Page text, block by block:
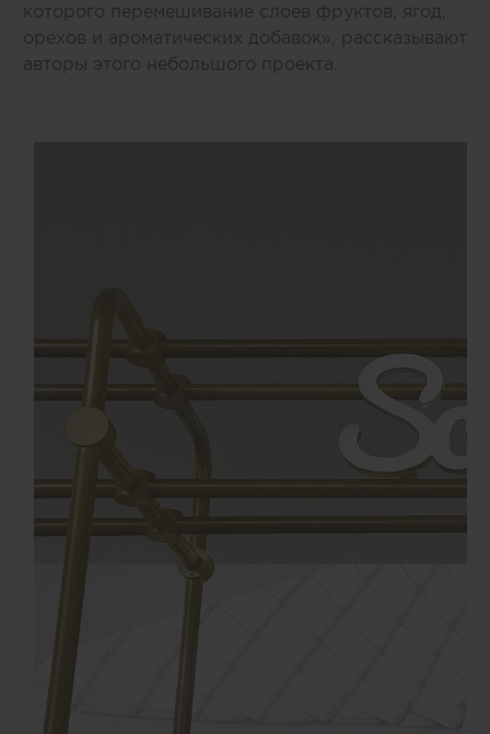
которого перемешивание слоев фруктов, ягод,
орехов и ароматических добавок», рассказывают
авторы этого небольшого проекта.